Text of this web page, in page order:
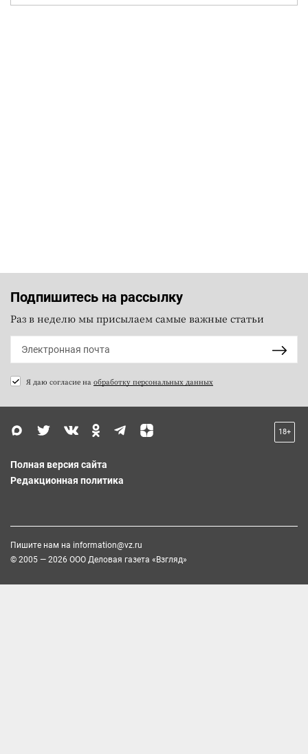
Подпишитесь на рассылку
Раз в неделю мы присылаем самые важные статьи
Я даю согласие на обработку персональных данных
18+
Полная версия сайта
Редакционная политика
Пишите нам на information@vz.ru
© 2005 — 2026 ООО Деловая газета «Взгляд»